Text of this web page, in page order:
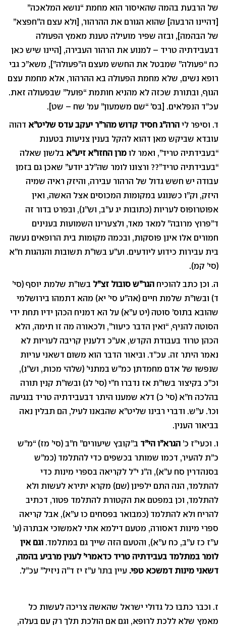
של הרבעת בהמה שהאיסור הוא מחמת “נושא המלאכה”
[דהיינו הרבעה] שהוא הגורם את ההרהור, [ולא עצם ה”חפצא”
של הבהמה], ובזה שפיר מועילה טענת מאמץ הפעולה
דבעבידתיה טריד – למנוע את הרהור העבירה, [היינו שיש כאן
כח “פעולה” שמבטל את החשש מעצם ה”פעולה”], משא”כ גבי
רופא נשים, שלא מחמת הפעולה בא ההרהור, אלא מחמת עצם
הגוף, ובתורת שכזה לא מהניא חותמת “פועל” שבפעולה זאת.
עכ”ד הנפלאים. [בס’ “שם משמעון” עמ’ שח – שט].
ד. וסיפר לי הרה”ג חסיד קדוש מהר”ר יעקב עדס שליט”א דהוה
עובדא שביקש מאן דהוא להקל בענין צניעות בטענת
“בעבידתיה טריד”, ואמר לו מרן החזו”א זיע”א בלשון שאלה
“בעבידתיה טריד”?? ורצונו לומר שה”לב יודע” שאכן גם בזמן
עבודה יש חשש גדול של הרהור עבירה, והיזק ראיה שמיה
היזק, וק”ו כשנוגע במקומות המכוסים אצל האשה, ואין
אפוטרופוס לעריות (כתובות יג ע”ב, וש”נ), ובפרט בדור זה
ד”פרוץ מרובה” למאד מאד, ולצערינו השמועות בענינים
חמורים אלו אינן פוסקות, ובכמה מקומות בית הרופאים נעשה
בית עבירות כידוע ליודעים. וע”ע בשו”ת תשובות והנהגות ח”א
(סי’ קמ).
ה. וכן כתב להוכיח הגר”ש סובול זצ”ל בשו”ת שלמת יוסף (סי’
ד) ובשו”ת שלמת חיים (אה”ע סי’ יא) מהא דתמהו בירושלמי
שהובא בתוס’ סוטה (יט ע”א) על הא דמניח הכהן ידיו תחת ידי
הסוטה להניף, “ואין הדבר כיעור”, ולכאורה מה זו תימה, הלא
הכהן טרוד בעבודת הקדש, אע”כ דלענין קריבה לעריות לא
נאמר היתר זה. עכ”ד. וביאור הדבר הוא משום דשאני עריות
שנפשו של אדם מחמדתן כמ”ש במתני’ (שלהי מכות, וש”נ),
וכ”כ בקיצור בשו”ת אז נדברו ח”י (סי’ לג) ובשו”ת קנין תורה
בהלכה ח”א (סי’ כ) דלא שמענו היתר דבעבידתיה טריד בנגיעה
וכו’. ע”ש. ודברי רבינו שליט”א שהבאנו לעיל, הם תבלין נאה
בביאור הענין.
ו. וכעי”ז כ’ הגרא”ו הי”ד ב”קובץ שיעורים” ח”ב (סי’ מז) “מ”ש
כ”ת להעיר, דכמו שמותר בכשפים כדי להתלמד (כמ”ש
בסנהדרין סח ע”א), ה”נ י”ל לקריאה בספרי מינות כדי
להתלמד, הנה התם ילפינן (שם) מקרא יתירא לעשות ולא
להתלמד, וכן במפטם את הקטורת להתלמד פטור, דכתיב
להריח ולא להתלמד (כמבואר בפסחים כו ע”א), אבל קריאה
ספרי מינות דאסורה, מטעם דילמא אתי לאמשוכי אבתרה (ע’
ע”ז כז ע”ב, כח ע”א), והטעם הזה שייך גם במתלמד. וגם אין
לומר במתלמד בעבידתיה טריד כדאמרי’ לענין מרביע בהמה,
דשאני מינות דמשכא טפי. עיין בתו’ ע”ז יז ד”ה ניזיל” עכ”ל.
ז. וכבר כתבו כל גדולי ישראל שהאשה צריכה לעשות כל
מאמץ שלא ללכת לרופא, וגם אם הולכת תלך רק עם בעלה,